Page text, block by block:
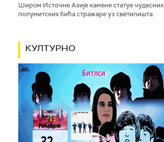
Широм Источне Азије камене статуе чудесних
полумитских бића стражаре уз светилишта:
КУЛТУРНО